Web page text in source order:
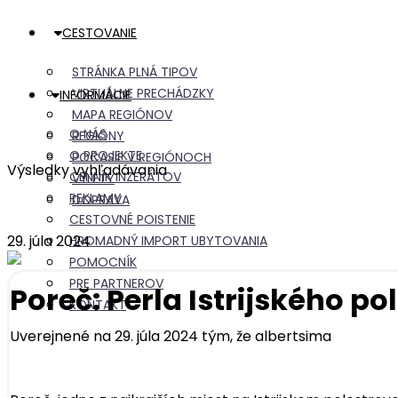
CESTOVANIE
STRÁNKA PLNÁ TIPOV
VIRTUÁLNE PRECHÁDZKY
MAPA REGIÓNOV
REGIÓNY
POČASIE V REGIÓNOCH
VÝLETY
DOPRAVA
INFORMÁCIE
O NÁS
O PROJEKTE
CENNÍK INZERÁTOV
REKLAMY
CESTOVNÉ POISTENIE
HROMADNÝ IMPORT UBYTOVANIA
POMOCNÍK
PRE PARTNEROV
KONTAKT
Výsledky vyhľadávania
29. júla 2024
Poreč: Perla Istrijského
Uverejnené na 29. júla 2024 tým, žealbertsima